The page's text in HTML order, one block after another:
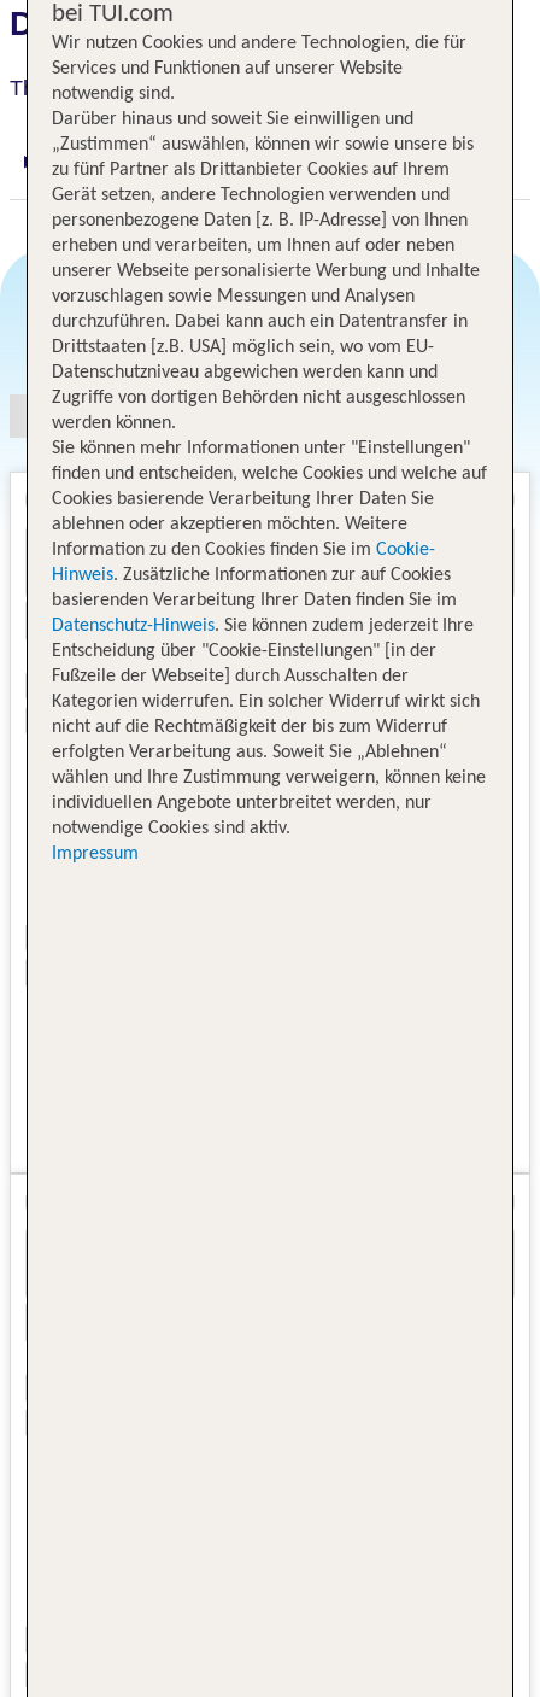
Das erwartet Sie
The Crown
Digitaler und telefonischer 24/7 TUI Service
Angebotsauswahl
bei TUI.com
Wir nutzen Cookies und andere Technologien, die für
Services und Funktionen auf unserer Website
notwendig sind.
Darüber hinaus und soweit Sie einwilligen und
„Zustimmen“ auswählen, können wir sowie unsere bis
zu fünf Partner als Drittanbieter Cookies auf Ihrem
Gerät setzen, andere Technologien verwenden und
personenbezogene Daten [z. B. IP-Adresse] von Ihnen
erheben und verarbeiten, um Ihnen auf oder neben
unserer Webseite personalisierte Werbung und Inhalte
vorzuschlagen sowie Messungen und Analysen
durchzuführen. Dabei kann auch ein Datentransfer in
Drittstaaten [z.B. USA] möglich sein, wo vom EU-
Datenschutzniveau abgewichen werden kann und
Zugriffe von dortigen Behörden nicht ausgeschlossen
werden können.
Sie können mehr Informationen unter "Einstellungen"
finden und entscheiden, welche Cookies und welche auf
Cookies basierende Verarbeitung Ihrer Daten Sie
ablehnen oder akzeptieren möchten. Weitere
Information zu den Cookies finden Sie im Cookie-
Hinweis. Zusätzliche Informationen zur auf Cookies
basierenden Verarbeitung Ihrer Daten finden Sie im
Datenschutz-Hinweis. Sie können zudem jederzeit Ihre
Entscheidung über "Cookie-Einstellungen" [in der
Fußzeile der Webseite] durch Ausschalten der
Kategorien widerrufen. Ein solcher Widerruf wirkt sich
nicht auf die Rechtmäßigkeit der bis zum Widerruf
erfolgten Verarbeitung aus. Soweit Sie „Ablehnen“
wählen und Ihre Zustimmung verweigern, können keine
individuellen Angebote unterbreitet werden, nur
notwendige Cookies sind aktiv.
Impressum